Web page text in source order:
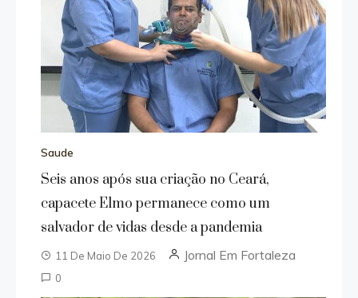
Saude
Seis anos após sua criação no Ceará,
capacete Elmo permanece como um
salvador de vidas desde a pandemia
11 De Maio De 2026 Jornal Em Fortaleza
0